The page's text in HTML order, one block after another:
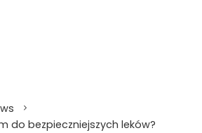
do bezpieczniejszych leków?